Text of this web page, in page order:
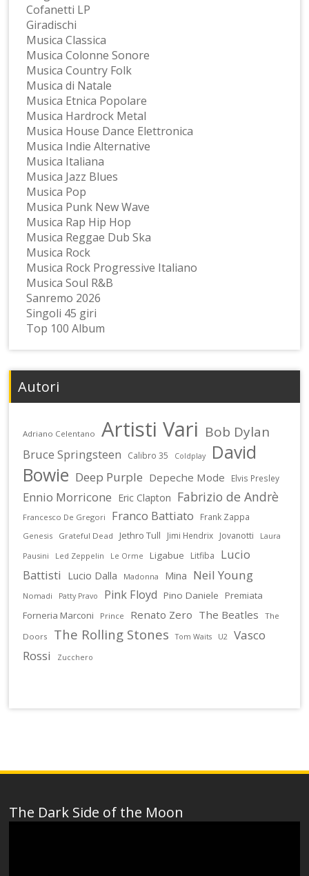
Cofanetti LP
Giradischi
Musica Classica
Musica Colonne Sonore
Musica Country Folk
Musica di Natale
Musica Etnica Popolare
Musica Hardrock Metal
Musica House Dance Elettronica
Musica Indie Alternative
Musica Italiana
Musica Jazz Blues
Musica Pop
Musica Punk New Wave
Musica Rap Hip Hop
Musica Reggae Dub Ska
Musica Rock
Musica Rock Progressive Italiano
Musica Soul R&B
Sanremo 2026
Singoli 45 giri
Top 100 Album
Autori
Adriano Celentano Artisti Vari Bob Dylan
Bruce Springsteen Calibro 35 Coldplay
David
Bowie Deep Purple Depeche Mode Elvis Presley
Ennio Morricone Eric Clapton Fabrizio de Andrè
Francesco De Gregori Franco Battiato Frank Zappa
Genesis Grateful Dead Jethro Tull Jimi Hendrix Jovanotti
Laura
Pausini
Led Zeppelin Le Orme Ligabue Litfiba
Lucio
Battisti
Lucio Dalla Madonna Mina Neil Young
Nomadi Patty Pravo Pink Floyd Pino Daniele
Premiata
Forneria Marconi
Prince Renato Zero The Beatles
The
Doors
The Rolling Stones Tom Waits U2
Vasco
Rossi
Zucchero
The Dark Side of the Moon